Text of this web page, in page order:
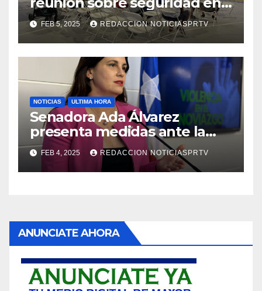
Reparto Metropolitano
FEB 5, 2025 REDACCION NOTICIASPRTV
NOTICIAS ULTIMA HORA
Senadora Ada Álvarez
presenta medidas ante la
violencia en el noviazgo
FEB 4, 2025 REDACCION NOTICIASPRTV
ANUNCIATE AHORA